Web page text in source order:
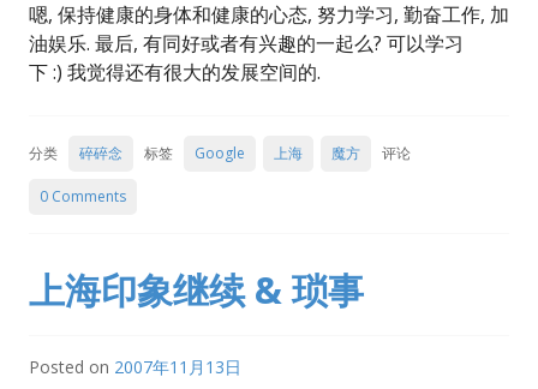
嗯, 保持健康的身体和健康的心态, 努力学习, 勤奋工作, 加
油娱乐. 最后, 有同好或者有兴趣的一起么? 可以学习
下 :) 我觉得还有很大的发展空间的.
分类 碎碎念 标签 Google 上海 魔方 评论
0 Comments
上海印象继续 & 琐事
Posted on 2007年11月13日